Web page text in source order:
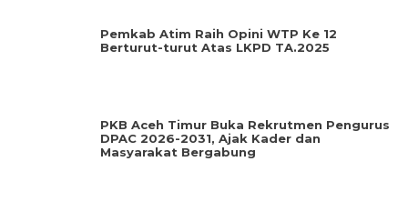
Pemkab Atim Raih Opini WTP Ke 12
Berturut-turut Atas LKPD TA.2025
PKB Aceh Timur Buka Rekrutmen Pengurus
DPAC 2026-2031, Ajak Kader dan
Masyarakat Bergabung